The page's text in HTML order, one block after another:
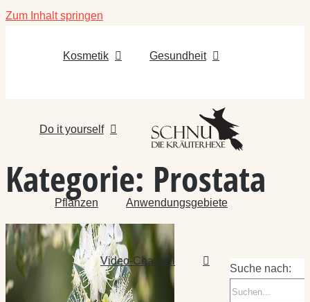
Zum Inhalt springen
Kosmetik Gesundheit
Do it yourself
Pflanzen Anwendungsgebiete
Video-Channel
Kategorie: Prostata
Suche nach: